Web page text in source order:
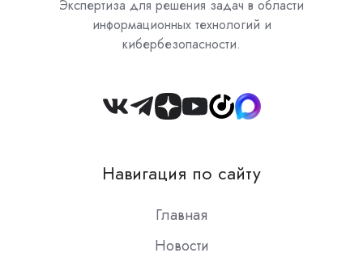
Экспертиза для решения задач в области
информационных технологий и
кибербезопасности.
Join
Slack
Навигация по сайту
Главная
Новости